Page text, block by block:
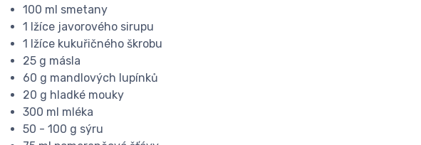
100 ml smetany
1 lžíce javorového sirupu
1 lžíce kukuřičného škrobu
25 g másla
60 g mandlových lupínků
20 g hladké mouky
300 ml mléka
50 - 100 g sýru